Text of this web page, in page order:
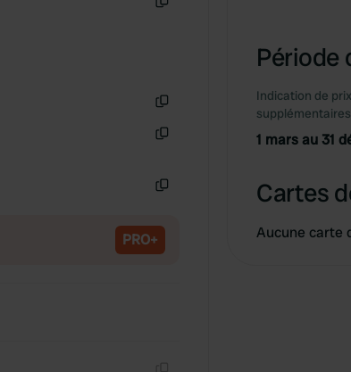
PRO+
Période
Indication de
1 mars au 31
Cartes
Aucune carte